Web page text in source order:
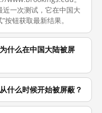
一次测试，它在中国大
按钮获取最新结果。
么在中国大陆被屏
么时候开始被屏蔽？